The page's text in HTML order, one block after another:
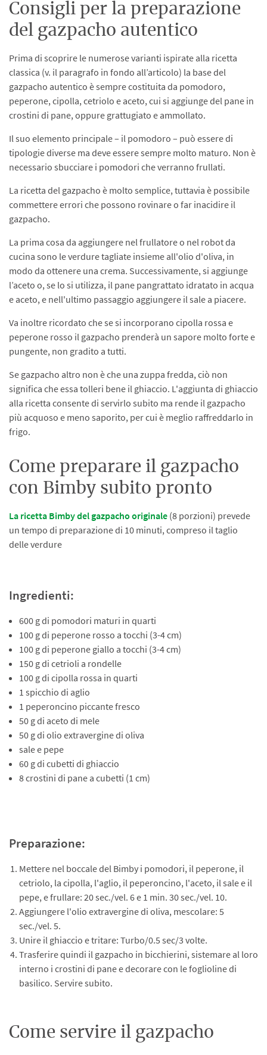
Consigli per la preparazione
del gazpacho autentico
Prima di scoprire le numerose varianti ispirate alla ricetta
classica (v. il paragrafo in fondo all’articolo) la base del
gazpacho autentico è sempre costituita da pomodoro,
peperone, cipolla, cetriolo e aceto, cui si aggiunge del pane in
crostini di pane, oppure grattugiato e ammollato.
Il suo elemento principale – il pomodoro – può essere di
tipologie diverse ma deve essere sempre molto maturo. Non è
necessario sbucciare i pomodori che verranno frullati.
La ricetta del gazpacho è molto semplice, tuttavia è possibile
commettere errori che possono rovinare o far inacidire il
gazpacho.
La prima cosa da aggiungere nel frullatore o nel robot da
cucina sono le verdure tagliate insieme all'olio d'oliva, in
modo da ottenere una crema. Successivamente, si aggiunge
l’aceto o, se lo si utilizza, il pane pangrattato idratato in acqua
e aceto, e nell'ultimo passaggio aggiungere il sale a piacere.
Va inoltre ricordato che se si incorporano cipolla rossa e
peperone rosso il gazpacho prenderà un sapore molto forte e
pungente, non gradito a tutti.
Se gazpacho altro non è che una zuppa fredda, ciò non
significa che essa tolleri bene il ghiaccio. L'aggiunta di ghiaccio
alla ricetta consente di servirlo subito ma rende il gazpacho
più acquoso e meno saporito, per cui è meglio raffreddarlo in
frigo.
Come preparare il gazpacho
con Bimby subito pronto
La ricetta Bimby del gazpacho originale (8 porzioni) prevede
un tempo di preparazione di 10 minuti, compreso il taglio
delle verdure
Ingredienti:
600 g di pomodori maturi in quarti
100 g di peperone rosso a tocchi (3-4 cm)
100 g di peperone giallo a tocchi (3-4 cm)
150 g di cetrioli a rondelle
100 g di cipolla rossa in quarti
1 spicchio di aglio
1 peperoncino piccante fresco
50 g di aceto di mele
50 g di olio extravergine di oliva
sale e pepe
60 g di cubetti di ghiaccio
8 crostini di pane a cubetti (1 cm)
Preparazione:
Mettere nel boccale del Bimby i pomodori, il peperone, il
cetriolo, la cipolla, l'aglio, il peperoncino, l'aceto, il sale e il
pepe, e frullare: 20 sec./vel. 6 e 1 min. 30 sec./vel. 10.
Aggiungere l'olio extravergine di oliva, mescolare: 5
sec./vel. 5.
Unire il ghiaccio e tritare: Turbo/0.5 sec/3 volte.
Trasferire quindi il gazpacho in bicchierini, sistemare al loro
interno i crostini di pane e decorare con le foglioline di
basilico. Servire subito.
Come servire il gazpacho